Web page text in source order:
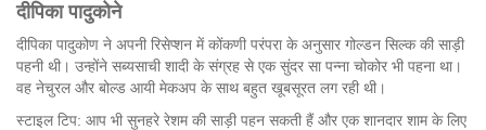
दीपिका पादुकोने
दीपिका पादुकोण ने अपनी रिसेप्शन में कोंकणी परंपरा के अनुसार गोल्डन सिल्क की साड़ी
पहनी थी। उन्होंने सब्यसाची शादी के संग्रह से एक सुंदर सा पन्ना चोकोर भी पहना था।
वह नेचुरल और बोल्ड आयी मेकअप के साथ बहुत खूबसूरत लग रही थी।
स्टाइल टिप: आप भी सुनहरे रेशम की साड़ी पहन सकती हैं और एक शानदार शाम के लिए